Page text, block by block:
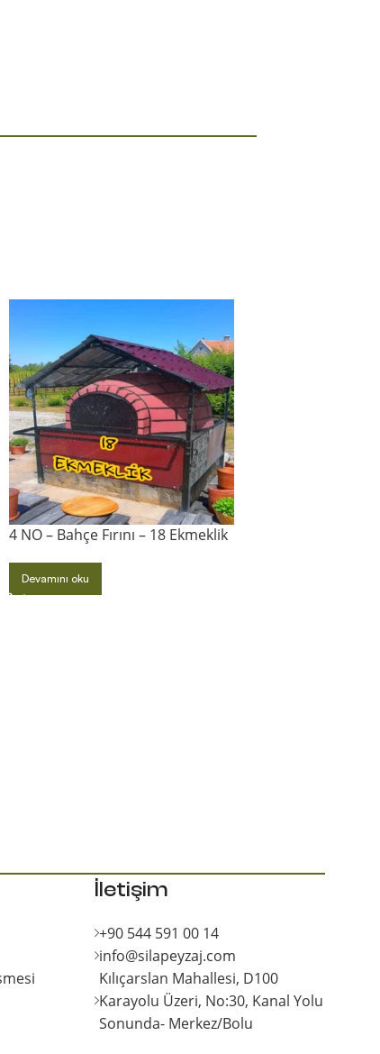
4 NO – Bahçe Fırını – 18 Ekmeklik
Devamını oku
İletişim
+90 544 591 00 14
info@silapeyzaj.com
Kılıçarslan Mahallesi, D100
Karayolu Üzeri, No:30, Kanal Yolu
Sonunda- Merkez/Bolu